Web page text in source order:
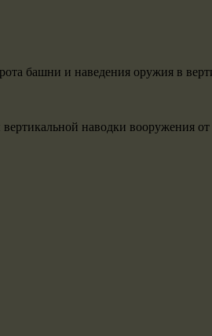
башни и наведения оружия в
наводки вооружения от